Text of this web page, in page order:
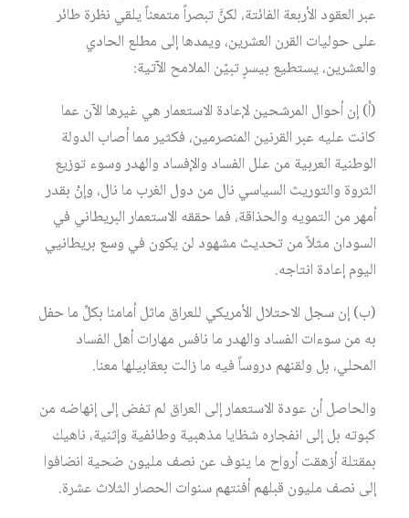
عبر العقود الأربعة الفائتة، لكنَّ تبصراً متمعناً يلقي نظرة طائر
على حوليات القرن العشرين، ويمدها إلى مطلع الحادي
والعشرين، يستطيع بيسرٍ تبيّن الملامح الآتية:
(أ) إن أحوال المرشحين لإعادة الاستعمار هي غيرها الآن عما
كانت عليه عبر القرنين المنصرمين، فكثير مما أصاب الدولة
الوطنية العربية من علل الفساد والإفساد والهدر وسوء توزيع
الثروة والتوريث السياسي نال من دول الغرب ما نال، وإنْ بقدر
أمهر من التمويه والحذاقة، فما حققه الاستعمار البريطاني في
السودان مثلاً من تحديث مشهود لن يكون في وسع بريطانيي
اليوم إعادة انتاجه.
(ب) إن سجل الاحتلال الأمريكي للعراق ماثل أمامنا بكلِّ ما حفل
به من سوءات الفساد والهدر ما نافس مهارات أهل الفساد
المحلي، بل ولقنهم دروساً فيه ما زالت بعقابيلها معنا.
والحاصل أن عودة الاستعمار إلى العراق لم تفض إلى إنهاضه من
كبوته بل إلى انفجاره شظايا مذهبية وطائفية وإثنية، ناهيك
بمقتلة أزهقت أرواح ما ينوف عن نصف مليون ضحية انضافوا
إلى نصف مليون قبلهم أفنتهم سنوات الحصار الثلاث عشرة.